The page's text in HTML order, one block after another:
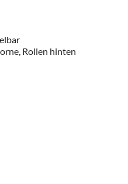
Rollen hinten